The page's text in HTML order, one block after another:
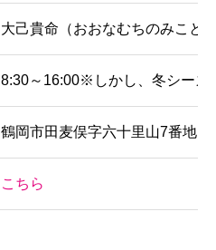
大己貴命（おおなむちのみこと
8:30～16:00※しかし、冬シーズ
鶴岡市田麦俣字六十里山7番地
こちら